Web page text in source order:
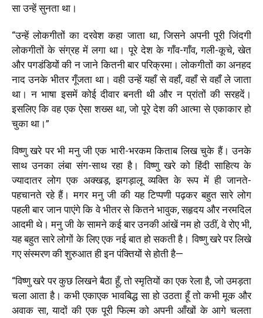
सा उन्हें सुनता था।
“उन्हें लोकगीतों का दरवेश कहा जाता था, जिसने अपनी पूरी जिंदगी
लोकगीतों के संग्रह में लगा था। पूरे देश के गाँव-गाँव, गली-कूचे, खेत
और पगडंडियों की न जाने कितनी बार परिक्रमा। लोकगीतों का अनहद
नाद उनके भीतर गूँजता था। वही उन्हें यहाँ से वहाँ, वहाँ से वहाँ ले जाता
था। न भाषा इसमें कोई दीवार बनती थी और न प्रांतों की सरहदें।
इसलिए कि वह एक ऐसा शख्स था, जो पूरे देश की आत्मा से एकाकार हो
चुका था।”
विष्णु खरे पर भी मनु जी एक भारी-भरकम किताब लिख चुके हैं। उनके
साथ उनका लंबा संग-साथ रहा है। विष्णु खरे को हिंदी साहित्य के
ज्यादातर लोग एक अक्खड़, झगड़ालू व्यक्ति के रूप में ही जानते-
पहचानते रहे हैं। मगर मनु जी की यह टिप्पणी पढ़कर बहुत सारे लोग
पहली बार जान पाएंगे कि वे भीतर से कितने भावुक, सहृदय और नरमदिल
आदमी थे। मनु जी के सामने कई बार उनकी आंखें नम हो उठीं, वे रोए भी,
यह बहुत सारे लोगों के लिए एक नई बात हो सकती है। विष्णु खरे पर लिखे
गए संस्मरण की शुरुआत ही इन पंक्तियों से होती है—
“विष्णु खरे पर कुछ लिखने बैठा हूँ, तो स्मृतियों का एक रेला है, जो उमड़ता
चला आता है। कभी एकाएक भावबिद्ध सा हो उठता हूँ तो कभी मूक और
अवाक सा, यादों की एक पूरी फिल्म को अपनी आँखों के आगे चलता